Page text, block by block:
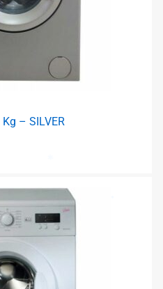
– SILVER